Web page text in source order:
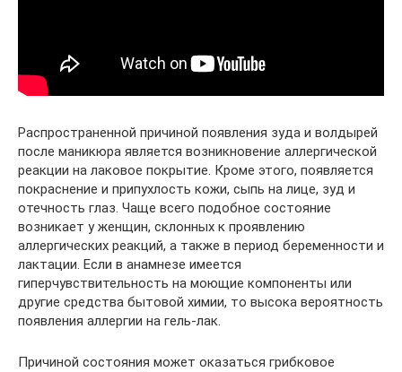
Распространенной причиной появления зуда и волдырей
после маникюра является возникновение аллергической
реакции на лаковое покрытие. Кроме этого, появляется
покраснение и припухлость кожи, сыпь на лице, зуд и
отечность глаз. Чаще всего подобное состояние
возникает у женщин, склонных к проявлению
аллергических реакций, а также в период беременности и
лактации. Если в анамнезе имеется
гиперчувствительность на моющие компоненты или
другие средства бытовой химии, то высока вероятность
появления аллергии на гель-лак.
Причиной состояния может оказаться грибковое